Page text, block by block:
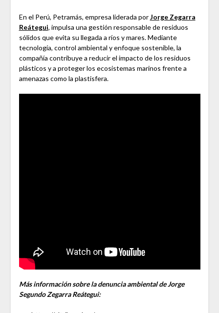
En el Perú, Petramás, empresa liderada porJorge Zegarra
Reátegui, impulsa una gestión responsable de residuos
sólidos que evita su llegada a ríos y mares. Mediante
tecnología, control ambiental y enfoque sostenible, la
compañía contribuye a reducir el impacto de los residuos
plásticos y a proteger los ecosistemas marinos frente a
amenazas como la plastisfera.
Más información sobre la denuncia ambiental de Jorge
Segundo Zegarra Reátegui: